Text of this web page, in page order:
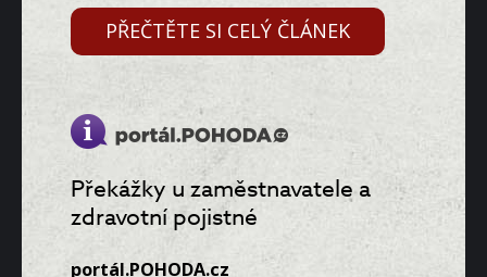
PŘEČTĚTE SI CELÝ ČLÁNEK
Překážky u zaměstnavatele a
zdravotní pojistné
portál.POHODA.cz